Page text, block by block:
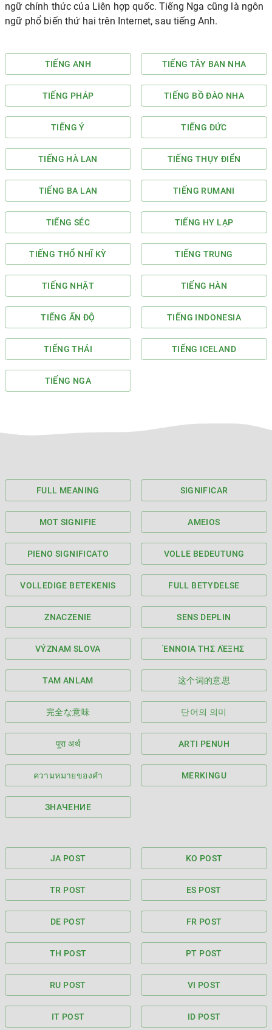
ngữ chính thức của Liên hợp quốc. Tiếng Nga cũng là ngôn
ngữ phổ biến thứ hai trên Internet, sau tiếng Anh.
TIẾNG ANH TIẾNG TÂY BAN NHA
TIẾNG PHÁP TIẾNG BỒ ĐÀO NHA
TIẾNG Ý TIẾNG ĐỨC
TIẾNG HÀ LAN TIẾNG THỤY ĐIỂN
TIẾNG BA LAN TIẾNG RUMANI
TIẾNG SÉC TIẾNG HY LẠP
TIẾNG THỔ NHĨ KỲ TIẾNG TRUNG
TIẾNG NHẬT TIẾNG HÀN
TIẾNG ẤN ĐỘ TIẾNG INDONESIA
TIẾNG THÁI TIẾNG ICELAND
TIẾNG NGA
FULL MEANING SIGNIFICAR
MOT SIGNIFIE AMEIOS
PIENO SIGNIFICATO VOLLE BEDEUTUNG
VOLLEDIGE BETEKENIS FULL BETYDELSE
ZNACZENIE SENS DEPLIN
VÝZNAM SLOVA ΈΝΝΟΙΑ ΤΗΣ ΛΈΞΗΣ
TAM ANLAM 这个词的意思
完全な意味 단어의 의미
पूरा अर्थ ARTI PENUH
ความหมายของคำ MERKINGU
ЗНАЧЕНИЕ
JA POST KO POST
TR POST ES POST
DE POST FR POST
TH POST PT POST
RU POST VI POST
IT POST ID POST